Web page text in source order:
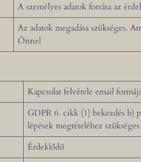
A személyes adatok forrása az
Az adatok megadása szükséges.
Önnel
Kapcsolat felvétele email
GDPR 6. cikk (1) bekezdés b)
lépések megtételéhez szükséges
Érdeklődő